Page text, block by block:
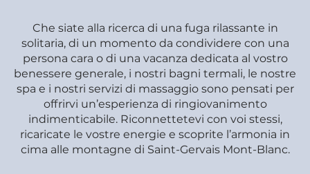
Che siate alla ricerca di una fuga rilassante in
solitaria, di un momento da condividere con una
persona cara o di una vacanza dedicata al vostro
benessere generale, i nostri bagni termali, le nostre
spa e i nostri servizi di massaggio sono pensati per
offrirvi un’esperienza di ringiovanimento
indimenticabile. Riconnettetevi con voi stessi,
ricaricate le vostre energie e scoprite l’armonia in
cima alle montagne di Saint-Gervais Mont-Blanc.